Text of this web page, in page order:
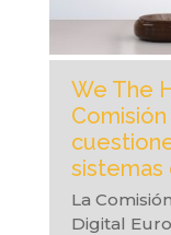
We The
sistemas
La
Digital